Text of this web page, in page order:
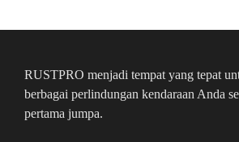
RUSTPRO menjadi tempat yang tepat
berbagai perlindungan kendaraan Anda
pertama jumpa.